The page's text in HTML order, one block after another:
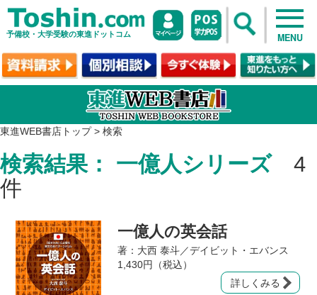
予備校・大学受験の東進ドットコム MENU
東進WEB書店トップ> 検索
検索結果： 一億人シリーズ4
件
一億人の英会話
著：大西 泰斗／デイビット・エバンス
1,430円（税込）
詳しくみる